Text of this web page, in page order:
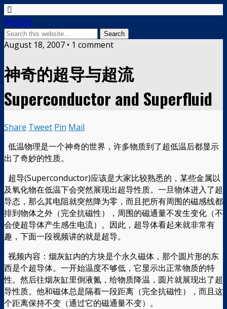
physixfan
August 18, 2007 • 1 comment
神奇的超导与超流
Superconductor and Superfluid
Share Tweet Pin Mail
低温物理是一个神奇的世界，许多物质到了超低温后都显示
出了奇妙的性质。
超导(Superconductor)应该是大家比较熟悉的，某些金属以
及氧化物在低温下会突然展现出超导性质。一旦物体进入了超
导态，那么其电阻就突然降为零，而且把所有周围的磁感线都
排到物体之外（完全抗磁性），周围的磁通量不发生变化（不
会使超导体产生感生电流）。因此，超导体看起来就非常有
趣，下面一段视频讲的就是超导。
视频内容：烟灰缸内的方块是个永久磁体，那个圆片形的东
西是个超导体。一开始温度不够低，它显示出正常物质的特
性。然后往烟灰缸里倒液氮，给物质降温，圆片就展现出了超
导性质。他和磁体总是隔着一段距离（完全抗磁性），而且这
个距离保持不变（通过它的磁通量不变）。